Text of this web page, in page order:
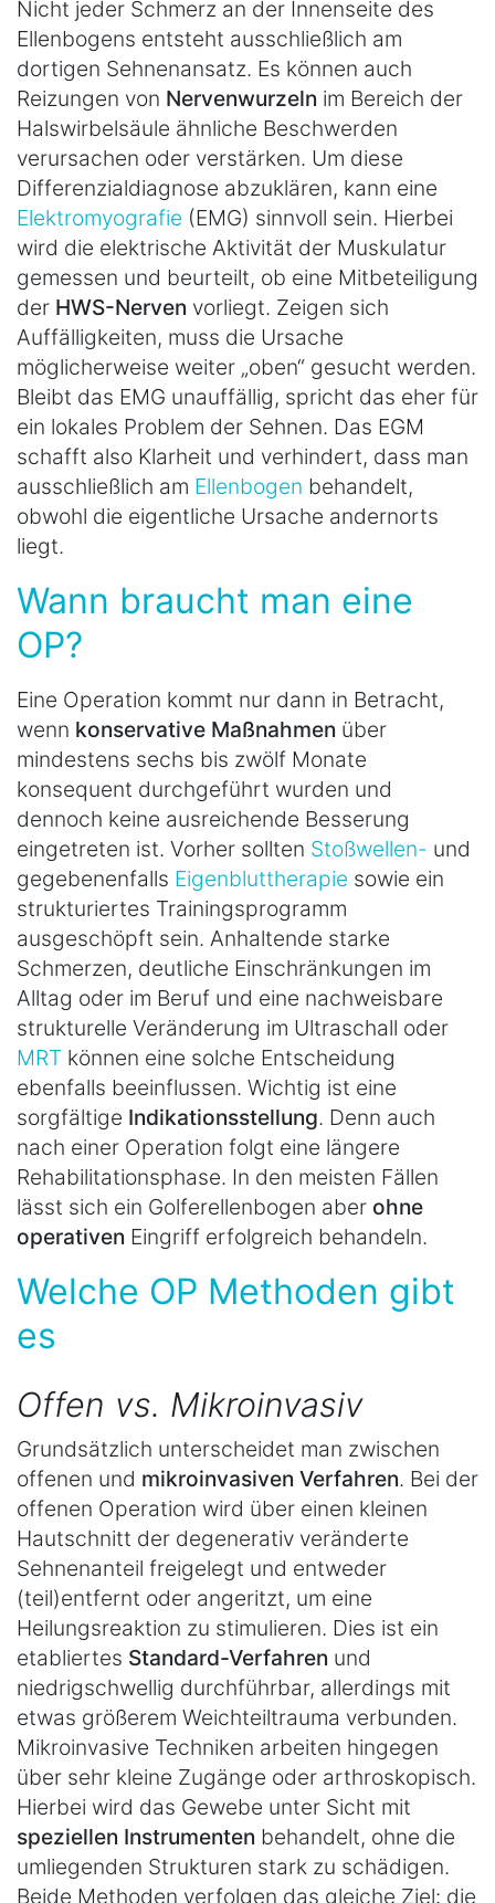
Nicht jeder Schmerz an der Innenseite des
Ellenbogens entsteht ausschließlich am
dortigen Sehnenansatz. Es können auch
Reizungen von Nervenwurzeln im Bereich der
Halswirbelsäule ähnliche Beschwerden
verursachen oder verstärken. Um diese
Differenzialdiagnose abzuklären, kann eine
Elektromyografie (EMG) sinnvoll sein. Hierbei
wird die elektrische Aktivität der Muskulatur
gemessen und beurteilt, ob eine Mitbeteiligung
der HWS-Nerven vorliegt. Zeigen sich
Auffälligkeiten, muss die Ursache
möglicherweise weiter „oben“ gesucht werden.
Bleibt das EMG unauffällig, spricht das eher für
ein lokales Problem der Sehnen. Das EGM
schafft also Klarheit und verhindert, dass man
ausschließlich am Ellenbogen behandelt,
obwohl die eigentliche Ursache andernorts
liegt.
Wann braucht man eine
OP?
Eine Operation kommt nur dann in Betracht,
wenn konservative Maßnahmen über
mindestens sechs bis zwölf Monate
konsequent durchgeführt wurden und
dennoch keine ausreichende Besserung
eingetreten ist. Vorher sollten Stoßwellen- und
gegebenenfalls Eigenbluttherapie sowie ein
strukturiertes Trainingsprogramm
ausgeschöpft sein. Anhaltende starke
Schmerzen, deutliche Einschränkungen im
Alltag oder im Beruf und eine nachweisbare
strukturelle Veränderung im Ultraschall oder
MRT können eine solche Entscheidung
ebenfalls beeinflussen. Wichtig ist eine
sorgfältige Indikationsstellung. Denn auch
nach einer Operation folgt eine längere
Rehabilitationsphase. In den meisten Fällen
lässt sich ein Golferellenbogen aber ohne
operativen Eingriff erfolgreich behandeln.
Welche OP Methoden gibt
es
Offen vs. Mikroinvasiv
Grundsätzlich unterscheidet man zwischen
offenen und mikroinvasiven Verfahren. Bei der
offenen Operation wird über einen kleinen
Hautschnitt der degenerativ veränderte
Sehnenanteil freigelegt und entweder
(teil)entfernt oder angeritzt, um eine
Heilungsreaktion zu stimulieren. Dies ist ein
etabliertes Standard-Verfahren und
niedrigschwellig durchführbar, allerdings mit
etwas größerem Weichteiltrauma verbunden.
Mikroinvasive Techniken arbeiten hingegen
über sehr kleine Zugänge oder arthroskopisch.
Hierbei wird das Gewebe unter Sicht mit
speziellen Instrumenten behandelt, ohne die
umliegenden Strukturen stark zu schädigen.
Beide Methoden verfolgen das gleiche Ziel: die